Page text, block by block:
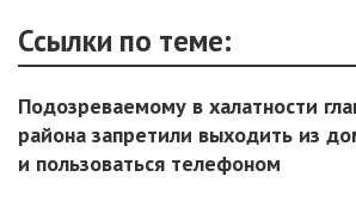
Ссылки по теме:
Подозреваемому в халатности
района запретили выходить из
и пользоваться телефоном